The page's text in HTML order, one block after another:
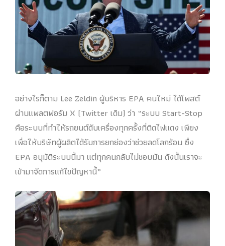
อย่างไรก็ตาม Lee Zeldin ผู้บริหาร EPA คนใหม่ ได้โพสต์
ผ่านแพลตฟอร์ม X (Twitter เดิม) ว่า “ระบบ Start-Stop
คือระบบที่ทำให้รถยนต์ดับเครื่องทุกครั้งที่ติดไฟแดง เพียง
เพื่อให้บริษัทผู้ผลิตได้รับการยกย่องว่าช่วยลดโลกร้อน ซึ่ง
EPA อนุมัติระบบนี้มา แต่ทุกคนกลับไม่ชอบมัน ดังนั้นเราจะ
เข้ามาจัดการแก้ไขปัญหานี้”